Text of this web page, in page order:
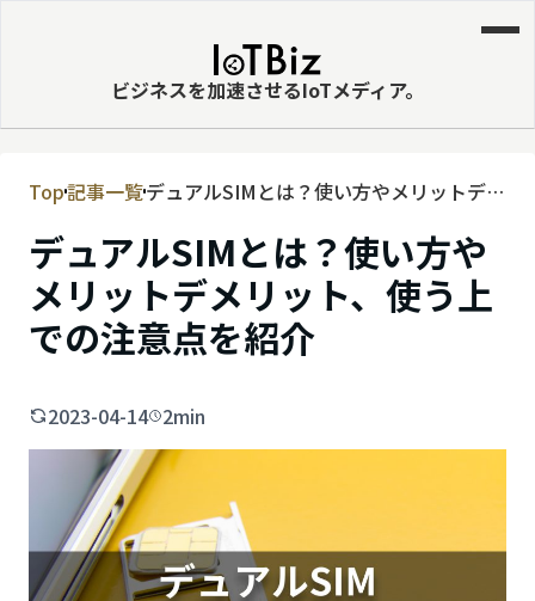
ビジネスを加速させるIoTメディア。
MVNE
エッジ
LPWA
DaaS
PaaS
ビッグデータ
MNO
MVNO
Top記事一覧デュアルSIMとは？使い方やメリットデメ
デュアルSIMとは？使い方や
メリットデメリット、使う上
での注意点を紹介
2023-04-14 2min